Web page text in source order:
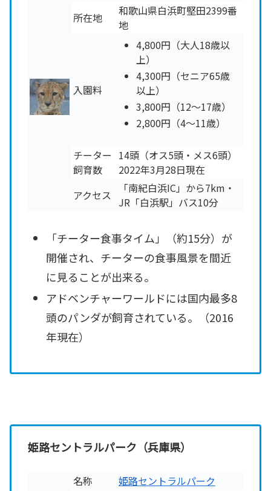
所在地
和歌山県白浜町堅田2399番
地
入園料
4,800円（大人18歳以
上）
4,300円（セニア65歳
以上）
3,800円（12～17歳）
2,800円（4～11歳）
チーター
飼育数
14頭（オス5頭・メス6頭）
2022年3月28日現在
アクセス
「南紀白浜IC」から7km・
JR「白浜駅」バス10分
「チーター食事タイム」（約15分）が
開催され、チーターの食事風景を間近
に見ることが出来る。
アドベンチャーワールドには国内最多8
頭のパンダが飼育されている。（2016
年現在）
姫路セントラルパーク（兵庫県）
名称
姫路セントラルパーク